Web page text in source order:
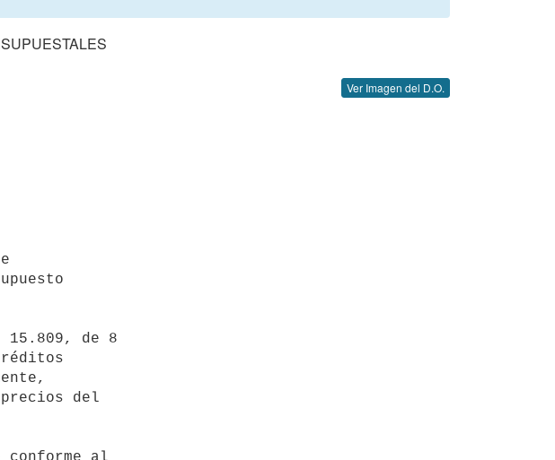
Ver Imagen del D.O.
del